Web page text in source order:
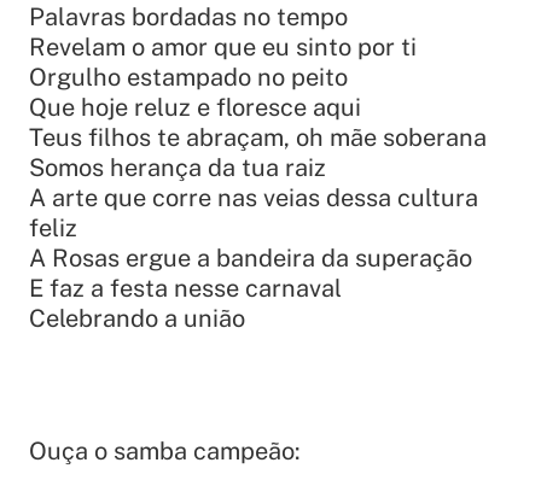
Palavras bordadas no tempo
Revelam o amor que eu sinto por ti
Orgulho estampado no peito
Que hoje reluz e floresce aqui
Teus filhos te abraçam, oh mãe soberana
Somos herança da tua raiz
A arte que corre nas veias dessa cultura
feliz
A Rosas ergue a bandeira da superação
E faz a festa nesse carnaval
Celebrando a união
Ouça o samba campeão: